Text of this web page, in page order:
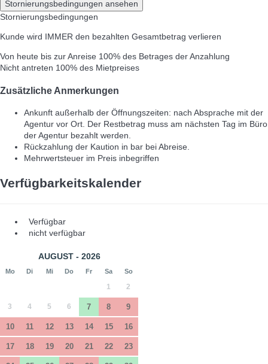
Stornierungsbedingungen ansehen
Stornierungsbedingungen
Kunde wird IMMER den bezahlten Gesamtbetrag verlieren
Von heute bis zur Anreise 100% des Betrages der Anzahlung
Nicht antreten 100% des Mietpreises
Zusätzliche Anmerkungen
Ankunft außerhalb der Öffnungszeiten: nach Absprache mit der
Agentur vor Ort. Der Restbetrag muss am nächsten Tag im Büro
der Agentur bezahlt werden.
Rückzahlung der Kaution in bar bei Abreise.
Mehrwertsteuer im Preis inbegriffen
Verfügbarkeitskalender
Verfügbar
nicht verfügbar
AUGUST - 2026
Mo Di Mi Do Fr Sa So
1 2
3 4 5 6 7 8 9
10 11 12 13 14 15 16
17 18 19 20 21 22 23